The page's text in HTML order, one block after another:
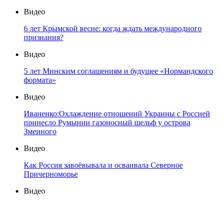
Видео
6 лет Крымской весне: когда ждать международного
признания?
Видео
5 лет Минским соглашениям и будущее «Нормандского
формата»
Видео
Иваненко:Охлаждение отношений Украины с Россией
принесло Румынии газоносный шельф у острова
Змеиного
Видео
Как Россия завоёвывала и осваивала Северное
Причерноморье
Видео